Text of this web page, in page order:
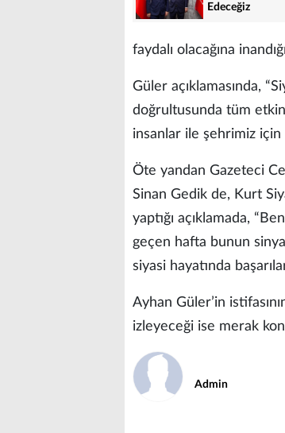
Edeceğiz
faydalı olacağına
Güler açıklamasında,
doğrultusunda tüm
insanlar ile şehrimiz
Öte yandan Gazeteci
Sinan Gedik de, Kurt
yaptığı açıklamada,
geçen hafta bunun
siyasi hayatında
Ayhan Güler’in
izleyeceği ise merak
Admin